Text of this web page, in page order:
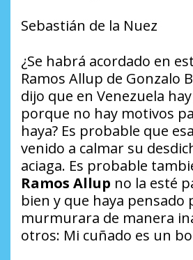
Sebastián de la Nuez
¿Se habrá acordado en
Ramos Allup de Gonzalo
dijo que en Venezuela
porque no hay motivos
haya? Es probable que
venido a calmar su
aciaga. Es probable
Ramos Allup no la esté
bien y que haya pensado
murmurara de manera
otros: Mi cuñado es un